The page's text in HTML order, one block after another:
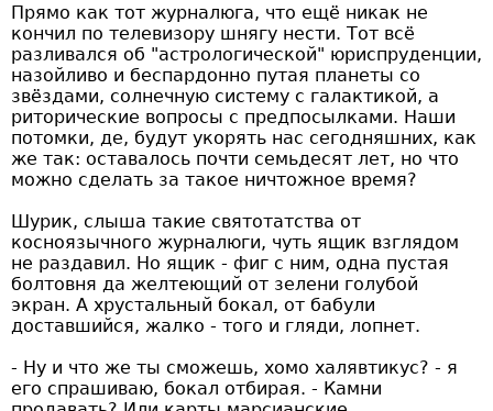
Прямо как тот журналюга, что ещё никак не
кончил по телевизору шнягу нести. Тот всё
разливался об "астрологической" юриспруденции,
назойливо и беспардонно путая планеты со
звёздами, солнечную систему с галактикой, а
риторические вопросы с предпосылками. Наши
потомки, де, будут укорять нас сегодняшних, как
же так: оставалось почти семьдесят лет, но что
можно сделать за такое ничтожное время?
Шурик, слыша такие святотатства от
косноязычного журналюги, чуть ящик взглядом
не раздавил. Но ящик - фиг с ним, одна пустая
болтовня да желтеющий от зелени голубой
экран. А хрустальный бокал, от бабули
доставшийся, жалко - того и гляди, лопнет.
- Ну и что же ты сможешь, хомо халявтикус? - я
его спрашиваю, бокал отбирая. - Камни